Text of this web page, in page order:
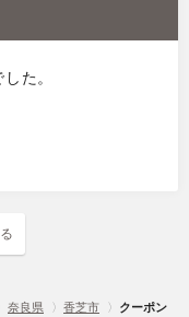
た。
奈良県 〉 香芝市 〉 クーポン